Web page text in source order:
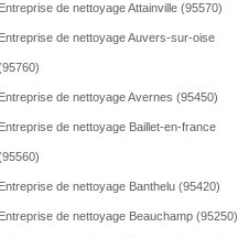
Entreprise de nettoyage Attainville (95570)
Entreprise de nettoyage Auvers-sur-oise
Entreprise de nettoyage Avernes (95450)
Entreprise de nettoyage Baillet-en-france
Entreprise de nettoyage Banthelu (95420)
Entreprise de nettoyage Beauchamp (95250)